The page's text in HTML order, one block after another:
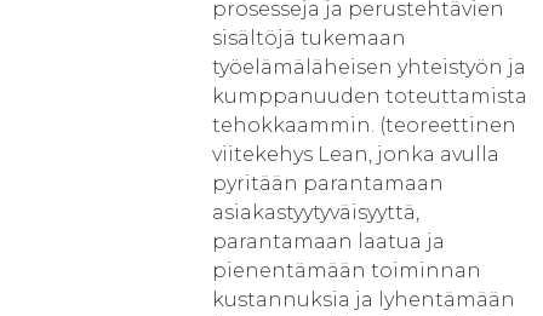
prosesseja ja perustehtävien
sisältöjä tukemaan
työelämäläheisen yhteistyön ja
kumppanuuden toteuttamista
tehokkaammin. (teoreettinen
viitekehys Lean, jonka avulla
pyritään parantamaan
asiakastyytyväisyyttä,
parantamaan laatua ja
pienentämään toiminnan
kustannuksia ja lyhentämään